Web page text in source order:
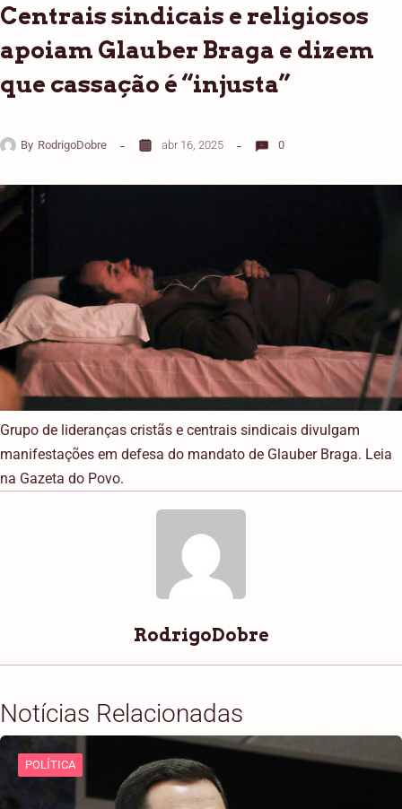
Centrais sindicais e religiosos
apoiam Glauber Braga e dizem
que cassação é “injusta”
By RodrigoDobre abr 16, 2025 0
Grupo de lideranças cristãs e centrais sindicais divulgam
manifestações em defesa do mandato de Glauber Braga. Leia
na Gazeta do Povo.
RodrigoDobre
Notícias Relacionadas
POLÍTICA